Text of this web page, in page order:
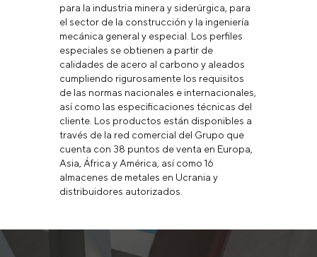
para la industria minera y siderúrgica, para
el sector de la construcción y la ingeniería
mecánica general y especial. Los perfiles
especiales se obtienen a partir de
calidades de acero al carbono y aleados
cumpliendo rigurosamente los requisitos
de las normas nacionales e internacionales,
así como las especificaciones técnicas del
cliente. Los productos están disponibles a
través de la red comercial del Grupo que
cuenta con 38 puntos de venta en Europa,
Asia, África y América, así como 16
almacenes de metales en Ucrania y
distribuidores autorizados.